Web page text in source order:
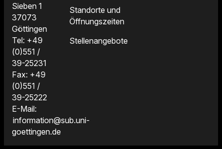
Sieben 1
37073
Göttingen
Tel: +49
(0)551 /
39-25231
Fax: +49
(0)551 /
39-25222
E-Mail:
information@sub.uni-
goettingen.de
Standorte und
Öffnungszeiten
Stellenangebote